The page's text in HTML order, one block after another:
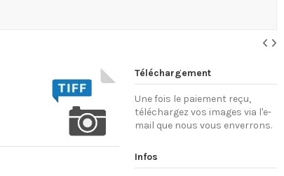
Téléchargement
Une fois le paiement reçu,
téléchargez vos images via l'e-
mail que nous vous enverrons.
Infos